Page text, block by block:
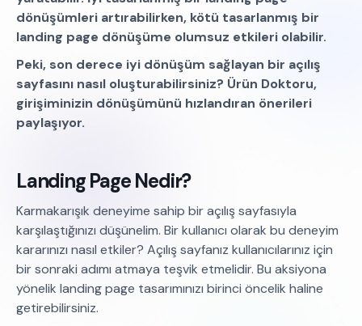
dönüşümleri artırabilirken, kötü tasarlanmış bir
landing page dönüşüme olumsuz etkileri olabilir.
Peki, son derece iyi dönüşüm sağlayan bir açılış
sayfasını nasıl oluşturabilirsiniz? Ürün Doktoru,
girişiminizin dönüşümünü hızlandıran önerileri
paylaşıyor.
Landing Page Nedir?
Karmakarışık deneyime sahip bir açılış sayfasıyla
karşılaştığınızı düşünelim. Bir kullanıcı olarak bu deneyim
kararınızı nasıl etkiler? Açılış sayfanız kullanıcılarınız için
bir sonraki adımı atmaya teşvik etmelidir. Bu aksiyona
yönelik landing page tasarımınızı birinci öncelik haline
getirebilirsiniz.